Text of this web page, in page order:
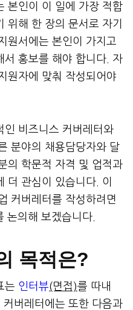
본인이 이 일에 가장 적합
위해 한 장의 문서로 자기
원서에는 본인이 가지고
서 홍보를 해야 합니다. 자
원자에 맞춰 작성되어야
인 비즈니스 커버레터와
분야의 채용담당자와 달
의 학문적 자격 및 업적과
더 관심이 있습니다. 이
커버레터를 작성하려면
논의해 보겠습니다.
목적은?
는 인터뷰(면접)를 따내
버레터에는 또한 다음과